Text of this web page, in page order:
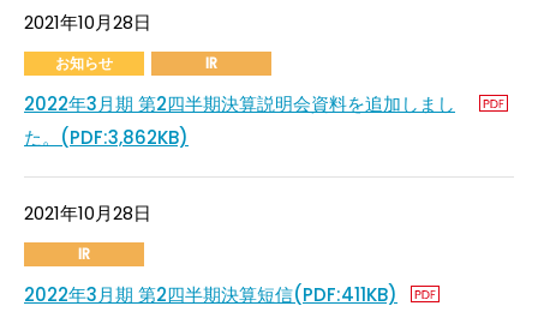
2021年10月28日
お知らせ IR
2022年3月期 第2四半期決算説明会資料を追加しまし
た。(PDF:3,862KB)
2021年10月28日
IR
2022年3月期 第2四半期決算短信(PDF:411KB)